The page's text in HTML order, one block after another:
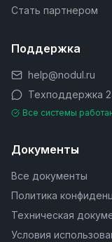
Стать партнером
Поддержка
help@nodul.ru
Техподдержка
Все системы
Документы
Все документы
Политика
Техническая
Условия